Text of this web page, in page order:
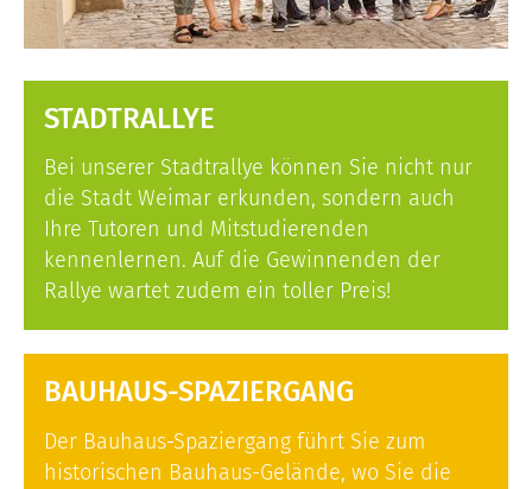
STADTRALLYE
Bei unserer Stadtrallye können Sie nicht nur
die Stadt Weimar erkunden, sondern auch
Ihre Tutoren und Mitstudierenden
kennenlernen. Auf die Gewinnenden der
Rallye wartet zudem ein toller Preis!
BAUHAUS-SPAZIERGANG
Der Bauhaus-Spaziergang führt Sie zum
historischen Bauhaus-Gelände, wo Sie die